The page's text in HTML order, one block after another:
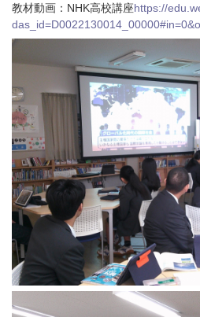
教材動画：NHK高校講座https://